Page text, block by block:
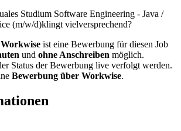
Studium Software Engineering - Java /
(m/w/d)klingt vielversprechend?
Workwise ist eine Bewerbung für diesen Job
und ohne Anschreiben möglich.
Status der Bewerbung live verfolgt werden.
Bewerbung über Workwise.